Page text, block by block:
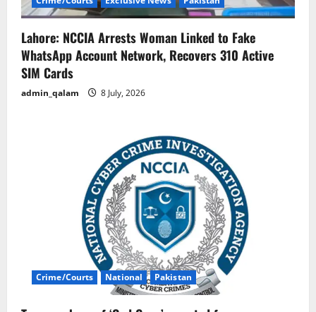
Lahore: NCCIA Arrests Woman Linked to Fake
WhatsApp Account Network, Recovers 310 Active
SIM Cards
admin_qalam 8 July, 2026
Crime/Courts National Pakistan